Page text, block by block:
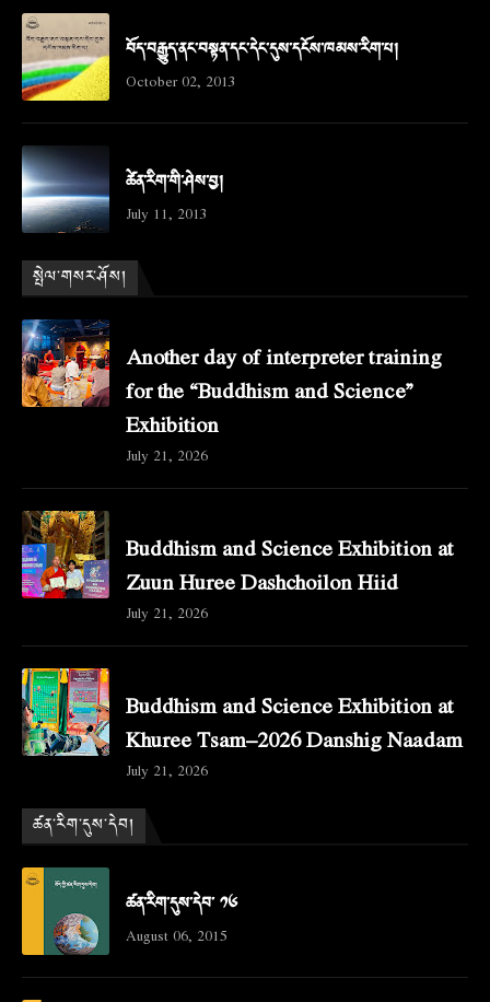
བོད་བརྒྱུད་ནང་བསྟན་དང་དེང་དུས་དངོས་ཁམས་རིག་པ།
October 02, 2013
ཚེན་རིག་གི་ཤེས་བྱ།
July 11, 2013
སྤེལ་གསར་ཤོས།
Another day of interpreter training
for the “Buddhism and Science”
Exhibition
July 21, 2026
Buddhism and Science Exhibition at
Zuun Huree Dashchoilon Hiid
July 21, 2026
Buddhism and Science Exhibition at
Khuree Tsam–2026 Danshig Naadam
July 21, 2026
ཚན་རིག་དུས་དེབ།
ཚན་རིག་དུས་དེབ་ ༡༦
August 06, 2015